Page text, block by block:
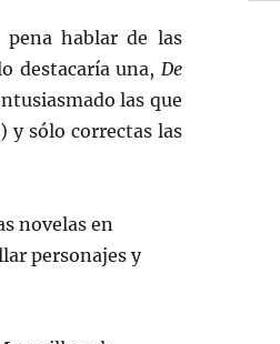
hablar de las
destacaría una, De
las que
) y sólo correctas las
novelas en
personajes y